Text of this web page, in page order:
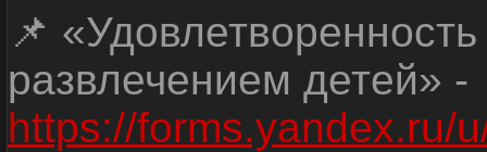
📌
развлечением детей» -
https://forms.yandex.ru/